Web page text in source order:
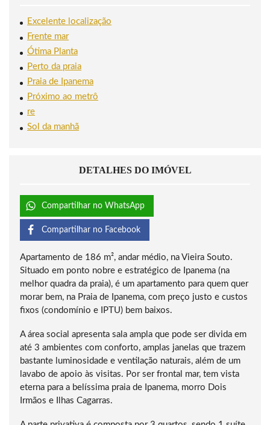
Excelente localização
Frente mar
Ótima Planta
Perto da praia
Praia de Ipanema
Próximo ao metrô
re
Sol da manhã
DETALHES DO IMÓVEL
Compartilhar no WhatsApp
Compartilhar no Facebook
Apartamento de 186 m², andar médio, na Vieira Souto.
Situado em ponto nobre e estratégico de Ipanema (na
melhor quadra da praia), é um apartamento para quem quer
morar bem, na Praia de Ipanema, com preço justo e custos
fixos (condomínio e IPTU) bem baixos.
A área social apresenta sala ampla que pode ser divida em
até 3 ambientes com conforto, amplas janelas que trazem
bastante luminosidade e ventilação naturais, além de um
lavabo de apoio às visitas. Por ser frontal mar, tem vista
eterna para a belíssima praia de Ipanema, morro Dois
Irmãos e Ilhas Cagarras.